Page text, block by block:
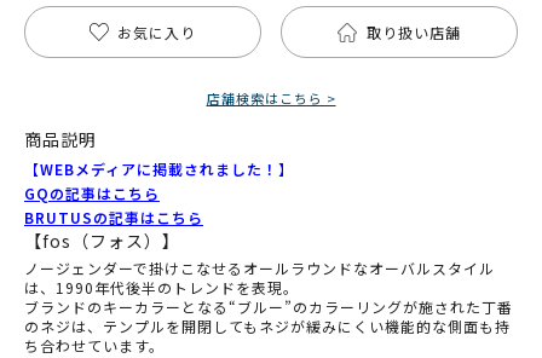
お気に入り 取り扱い店舗
店舗検索はこちら >
商品説明
【WEBメディアに掲載されました！】
GQの記事はこちら
BRUTUSの記事はこちら
【fos（フォス）】
ノージェンダーで掛けこなせるオールラウンドなオーバルスタイル
は、1990年代後半のトレンドを表現。
ブランドのキーカラーとなる“ブルー”のカラーリングが施された丁番
のネジは、テンプルを開閉してもネジが緩みにくい機能的な側面も持
ち合わせています。